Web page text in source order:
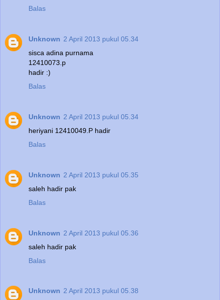
Balas
Unknown 2 April 2013 pukul 05.34
sisca adina purnama
12410073.p
hadir :)
Balas
Unknown 2 April 2013 pukul 05.34
heriyani 12410049.P hadir
Balas
Unknown 2 April 2013 pukul 05.35
saleh hadir pak
Balas
Unknown 2 April 2013 pukul 05.36
saleh hadir pak
Balas
Unknown 2 April 2013 pukul 05.38